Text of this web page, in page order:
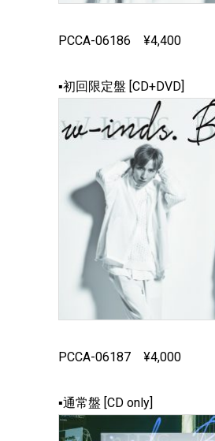
PCCA-06186 ¥4,400
▪初回限定盤 [CD+DVD]
PCCA-06187 ¥4,000
▪通常盤 [CD only]